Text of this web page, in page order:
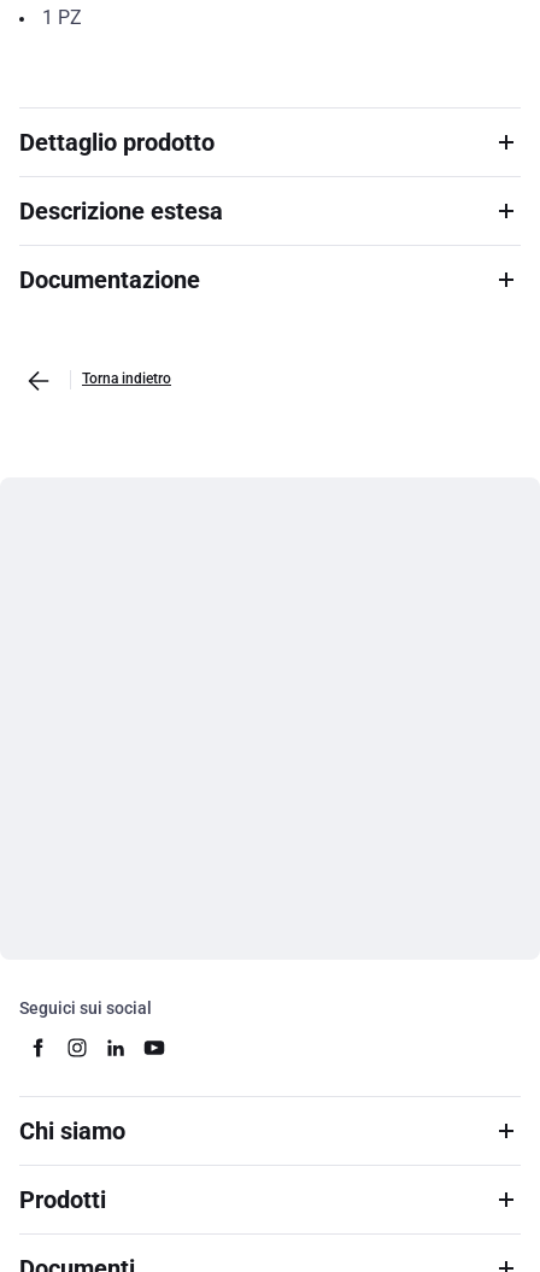
1 PZ
Dettaglio prodotto
Descrizione estesa
Documentazione
Torna indietro
Seguici sui social
Chi siamo
Prodotti